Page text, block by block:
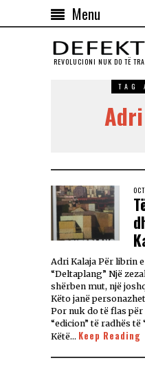
Menu
REVOLUCIONI NUK DO TЁ
TAG
Adri Kalaja Për librin
“Deltaplang” Një
shërben mut, një
Këto janë
Por nuk do të flas
“edicion” të radhës të
Këtë… Keep Reading